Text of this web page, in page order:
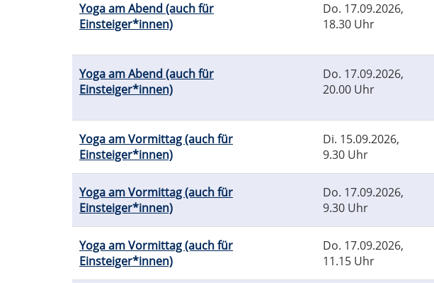
Yoga am Abend (auch für
Einsteiger*innen)
Do. 17.09.2026,
18.30 Uhr
Yoga am Abend (auch für
Einsteiger*innen)
Do. 17.09.2026,
20.00 Uhr
Yoga am Vormittag (auch für
Einsteiger*innen)
Di. 15.09.2026,
9.30 Uhr
Yoga am Vormittag (auch für
Einsteiger*innen)
Do. 17.09.2026,
9.30 Uhr
Yoga am Vormittag (auch für
Einsteiger*innen)
Do. 17.09.2026,
11.15 Uhr